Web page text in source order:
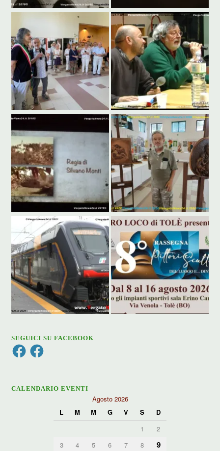
SEGUICI SU FACEBOOK
FacebookFacebook
CALENDARIO EVENTI
Agosto 2026
L
M M G V S
D
1
2
3
4 5 6 7 8 9